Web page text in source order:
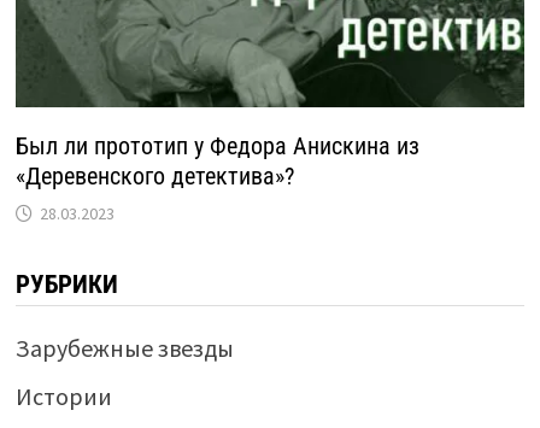
Был ли прототип у Федора Анискина из
«Деревенского детектива»?
28.03.2023
РУБРИКИ
Зарубежные звезды
Истории